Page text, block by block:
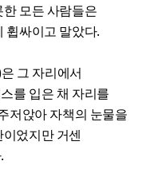
모든 사람들은
휩싸이고 말았다.
그 자리에서
를 입은 채 자리를
저앉아 자책의 눈물을
었지만 거센